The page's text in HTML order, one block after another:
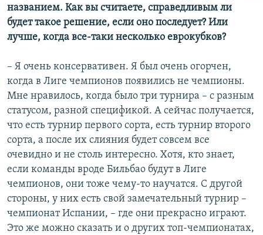
названием. Как вы считаете, справедливым ли
будет такое решение, если оно последует? Или
лучше, когда все-таки несколько еврокубков?
– Я очень консервативен. Я был очень огорчен,
когда в Лиге чемпионов появились не чемпионы.
Мне нравилось, когда было три турнира – с разным
статусом, разной спецификой. А сейчас получается,
что есть турнир первого сорта, есть турнир второго
сорта, а после их слияния будет совсем все
очевидно и не столь интересно. Хотя, кто знает,
если команды вроде Бильбао будут в Лиге
чемпионов, они тоже чему-то научатся. С другой
стороны, у них есть свой замечательный турнир –
чемпионат Испании, – где они прекрасно играют.
Это же можно сказать и о других топ-чемпионатах,